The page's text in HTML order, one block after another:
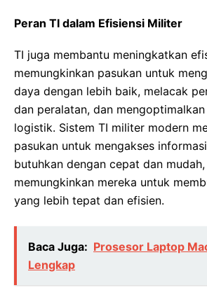
Peran TI dalam Efisiensi Militer
TI juga membantu meningkatkan
memungkinkan pasukan untuk
daya dengan lebih baik, melacak
dan peralatan, dan
logistik. Sistem TI militer modern
pasukan untuk mengakses
butuhkan dengan cepat dan
memungkinkan mereka untuk
yang lebih tepat dan efisien.
Baca Juga: Prosesor Laptop
Lengkap